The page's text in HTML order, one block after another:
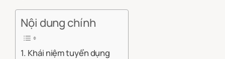
Nội dung chính
Khái niệm tuyển dụng